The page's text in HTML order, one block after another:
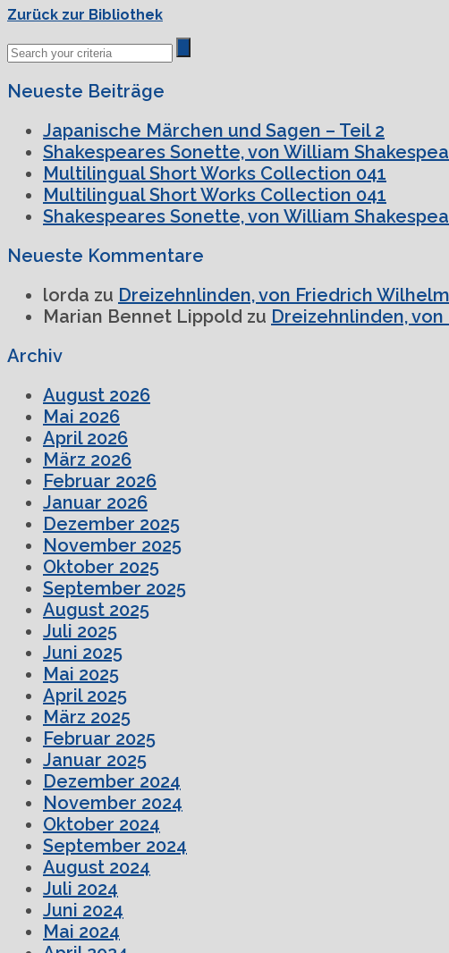
Zurück zur Bibliothek
Neueste Beiträge
Japanische Märchen und Sagen – Teil 2
Shakespeares Sonette, von William
Multilingual Short Works Collection 041
Multilingual Short Works Collection 041
Shakespeares Sonette, von William
Neueste Kommentare
lorda zu Dreizehnlinden, von Friedrich Wilhelm
Marian Bennet Lippold zu Dreizehnlinden, von
Archiv
August 2026
Mai 2026
April 2026
März 2026
Februar 2026
Januar 2026
Dezember 2025
November 2025
Oktober 2025
September 2025
August 2025
Juli 2025
Juni 2025
Mai 2025
April 2025
März 2025
Februar 2025
Januar 2025
Dezember 2024
November 2024
Oktober 2024
September 2024
August 2024
Juli 2024
Juni 2024
Mai 2024